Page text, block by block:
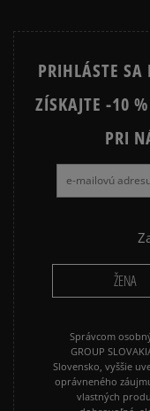
PRIHLÁSTE
ZÍSKAJTE -10
PRI
ŽENA
Správcom
GROUP
Slovensko, vyššie
oprávneného
vlastných